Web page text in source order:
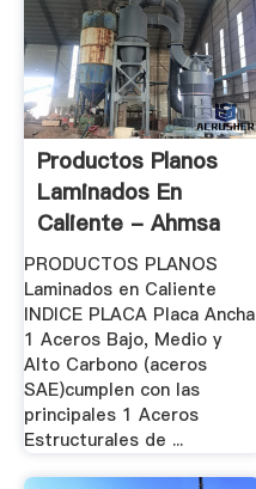
Productos Planos
Laminados En
Caliente - Ahmsa
PRODUCTOS PLANOS
Laminados en Caliente
INDICE PLACA Placa Ancha
1 Aceros Bajo, Medio y
Alto Carbono (aceros
SAE)cumplen con las
principales 1 Aceros
Estructurales de ...